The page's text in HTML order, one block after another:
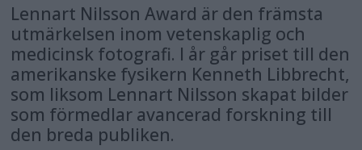
Lennart Nilsson Award är den främsta
utmärkelsen inom vetenskaplig och
medicinsk fotografi. I år går priset till den
amerikanske fysikern Kenneth Libbrecht,
som liksom Lennart Nilsson skapat bilder
som förmedlar avancerad forskning till
den breda publiken.